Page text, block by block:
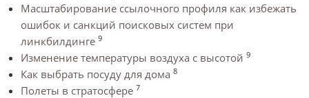
Масштабирование ссылочного профиля как избежать
ошибок и санкций поисковых систем при
линкбилдинге 9
Изменение температуры воздуха с высотой 9
Как выбрать посуду для дома 8
Полеты в стратосфере 7